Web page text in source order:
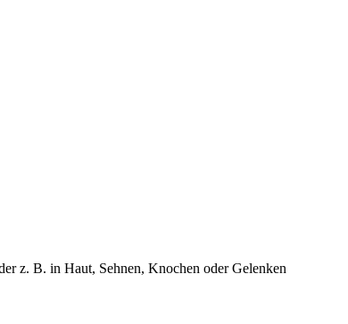
z. B. in Haut, Sehnen, Knochen oder Gelenken